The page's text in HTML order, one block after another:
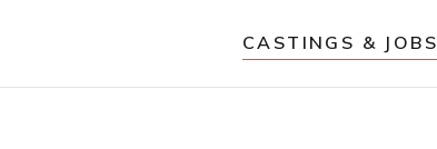
CASTINGS & JOBS